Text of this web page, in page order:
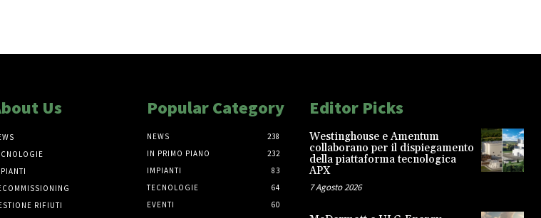
Us
RIFIUTI
Popular Category
NEWS
238
IN PRIMO PIANO
232
IMPIANTI
83
TECNOLOGIE
64
EVENTI
60
Editor Picks
Westinghouse e Amentum
collaborano per il dispiegamento
della piattaforma tecnologica
APX
7 Agosto 2026